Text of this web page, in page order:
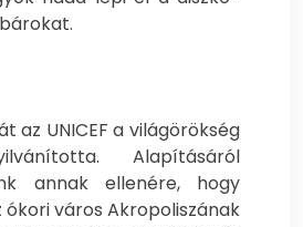
az UNICEF a világörökség
Alapításáról
annak ellenére, hogy
város Akropoliszának